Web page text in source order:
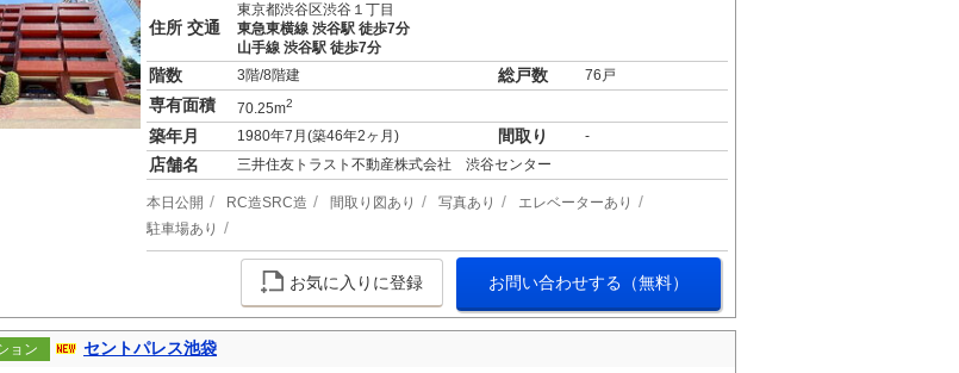
住所 交通
東京都渋谷区渋谷１丁目
東急東横線 渋谷駅 徒歩7分
山手線 渋谷駅 徒歩7分
階数 3階/8階建 総戸数 76戸
専有面積 70.25m2
築年月 1980年7月(築46年2ヶ月) 間取り -
店舗名 三井住友トラスト不動産株式会社 渋谷センター
本日公開 RC造SRC造 間取り図あり 写真あり
エレベーターあり
駐車場あり
お気に入りに登録 お問い合わせする（無料）
ョン
セントパレス池袋